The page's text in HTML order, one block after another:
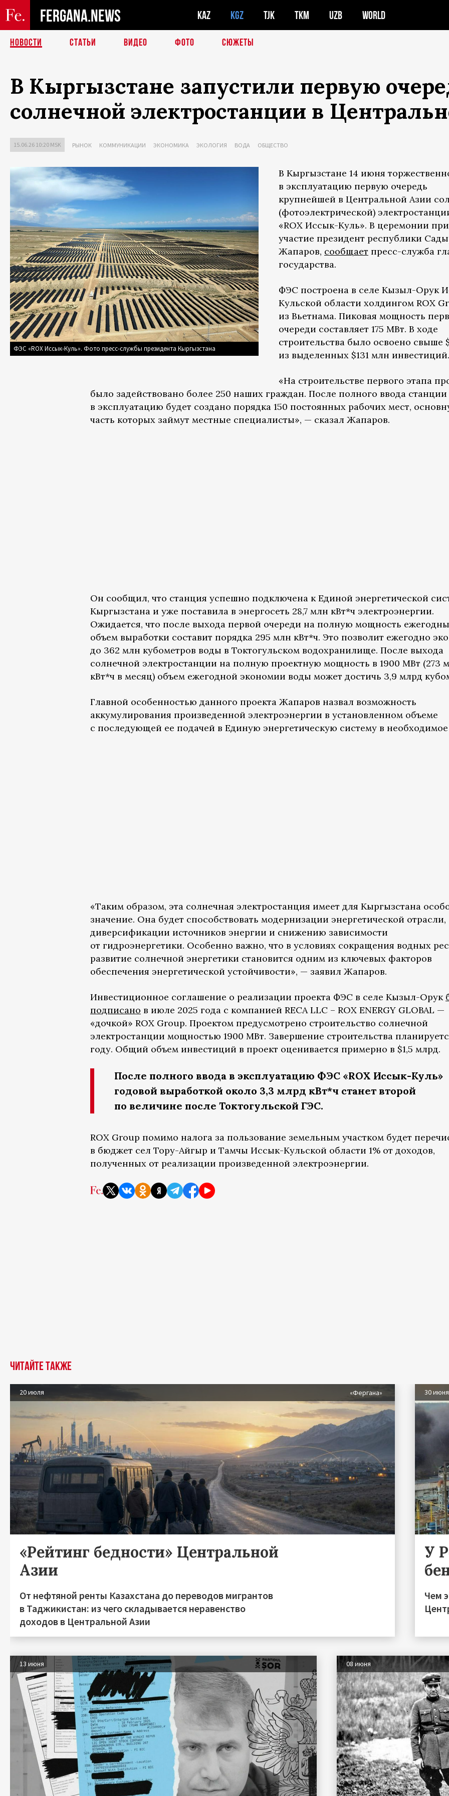
FERGANA.NEWS KAZ KGZ TJK TKM UZB WORLD
НОВОСТИ СТАТЬИ ВИДЕО ФОТО СЮЖЕТЫ
В Кыргызстане запустили первую
солнечной электростанции в
15.06.26 10:20 MSK РЫНОК КОММУНИКАЦИИ ЭКОНОМИКА ЭКОЛОГИЯ ВОДА ОБЩЕСТВО
ФЭС «ROX Иссык-Куль». Фото пресс-службы президента Кыргызстана
В Кыргызстане 14 июня
в эксплуатацию первую очередь
крупнейшей в Центральной Азии
(фотоэлектрической)
«ROX Иссык-Куль». В церемонии
участие президент республики
Жапаров, сообщает пресс-служба
государства.
ФЭС построена в селе Кызыл-Орук
Кульской области холдингом ROX
из Вьетнама. Пиковая мощность
очереди составляет 175 МВт. В ходе
строительства было освоено свыше
из выделенных $131 млн инвестиций.
«На строительстве первого этапа
было задействовано более 250 наших граждан. После полного ввода станции
в эксплуатацию будет создано порядка 150 постоянных рабочих мест,
часть которых займут местные специалисты», — сказал Жапаров.
Он сообщил, что станция успешно подключена к Единой энергетической
Кыргызстана и уже поставила в энергосеть 28,7 млн кВт*ч электроэнергии.
Ожидается, что после выхода первой очереди на полную мощность
объем выработки составит порядка 295 млн кВт*ч. Это позволит ежегодно
до 362 млн кубометров воды в Токтогульском водохранилище. После выхода
солнечной электростанции на полную проектную мощность в 1900 МВт (273
кВт*ч в месяц) объем ежегодной экономии воды может достичь 3,9 млрд
Главной особенностью данного проекта Жапаров назвал возможность
аккумулирования произведенной электроэнергии в установленном объеме
с последующей ее подачей в Единую энергетическую систему в
«Таким образом, эта солнечная электростанция имеет для Кыргызстана
значение. Она будет способствовать модернизации энергетической отрасли,
диверсификации источников энергии и снижению зависимости
от гидроэнергетики. Особенно важно, что в условиях сокращения водных
развитие солнечной энергетики становится одним из ключевых факторов
обеспечения энергетической устойчивости», — заявил Жапаров.
Инвестиционное соглашение о реализации проекта ФЭС в селе Кызыл-Орук
подписано в июле 2025 года с компанией RECA LLC – ROX ENERGY GLOBAL —
«дочкой» ROX Group. Проектом предусмотрено строительство солнечной
электростанции мощностью 1900 МВт. Завершение строительства
году. Общий объем инвестиций в проект оценивается примерно в $1,5 млрд.
После полного ввода в эксплуатацию ФЭС «ROX Иссык-Куль»
годовой выработкой около 3,3 млрд кВт*ч станет второй
по величине после Токтогульской ГЭС.
ROX Group помимо налога за пользование земельным участком будет
в бюджет сел Тору-Айгыр и Тамчы Иссык-Кульской области 1% от доходов,
полученных от реализации произведенной электроэнергии.
Читайте также
20 июля «Фергана»
«Рейтинг бедности» Центральной
Азии
От нефтяной ренты Казахстана до переводов мигрантов
в Таджикистан: из чего складывается неравенство
доходов в Центральной Азии
30 июня
У
Чем
13 июня 08 июня